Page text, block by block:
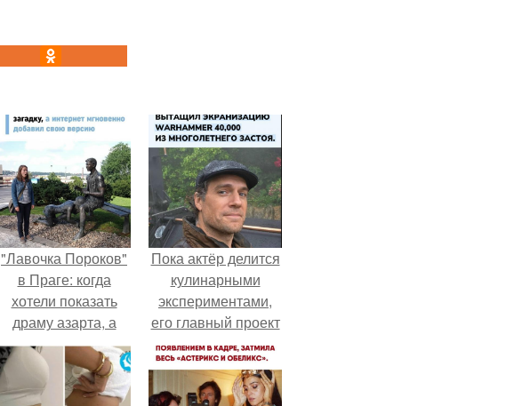
"Лавочка Пороков"
в Праге: когда
хотели показать
драму азарта, а
получился 18+.
Пока актёр делится
кулинарными
экспериментами,
его главный проект
сделал серьёзный
шаг вперёд.